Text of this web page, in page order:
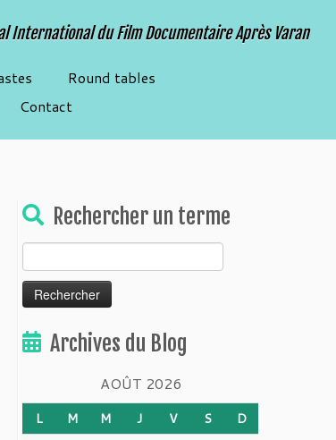
International du Film Documentaire Après Varan
Round tables
Contact
Rechercher un terme
Archives du Blog
AOÛT 2026
L M M J V S
D